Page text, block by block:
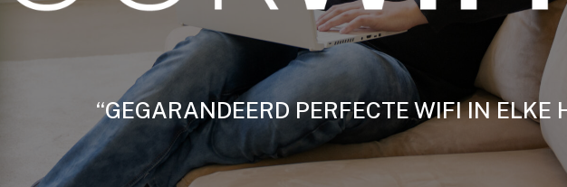
“GEGARANDEERD PERFECTE WIFI IN ELKE